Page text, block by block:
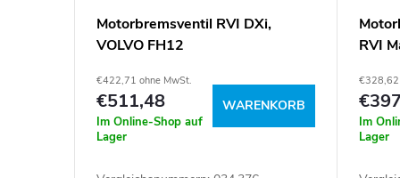
Motorbremsventil RVI DXi,
VOLVO FH12
€422,71 ohne MwSt.
€511,48
Im Online-Shop auf
Lager
WARENKORB
RVI
€328,62
Im
Lager